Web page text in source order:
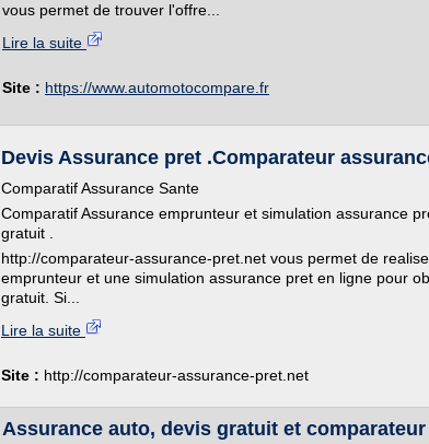
vous permet de trouver l'offre...
Lire la suite
Site : https://www.automotocompare.fr
Devis Assurance pret .Comparateur
Comparatif Assurance Sante
Comparatif Assurance emprunteur et simulation assurance
gratuit .
http://comparateur-assurance-pret.net vous permet de
emprunteur et une simulation assurance pret en ligne pour
gratuit. Si...
Lire la suite
Site : http://comparateur-assurance-pret.net
Assurance auto, devis gratuit et